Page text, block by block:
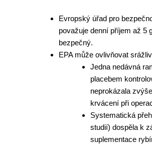
Evropský úřad pro
považuje denní příjem až 5
bezpečný.
EPA může ovlivňovat
Jedna nedávná
placebem
neprokázala
krvácení při
Systematická
studií) dospěla k
suplementace